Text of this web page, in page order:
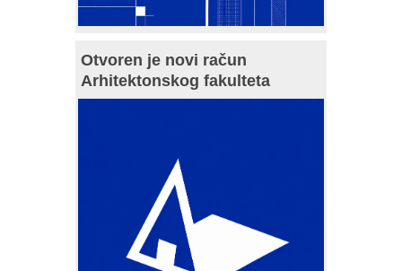
Otvoren je novi račun
Arhitektonskog fakulteta